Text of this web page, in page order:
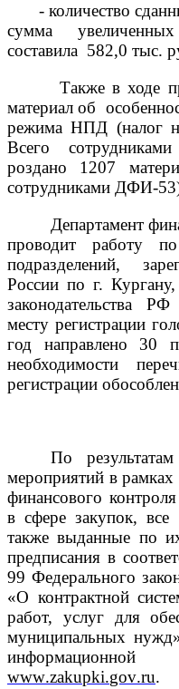
- количество
сумма
составила 582,0 тыс.
Также в ходе
материал об
режима НПД (налог
Всего
роздано 1207
сотрудниками ДФИ-
Департамент
проводит работу
подразделений,
России по г.
законодательства
месту регистрации
год направлено 30
необходимости
регистрации
По
мероприятий в рамках
финансового
в сфере закупок,
также выданные по их
предписания в
99 Федерального
«О контрактной
работ, услуг для
муниципальных
www.zakupki.gov.ru.